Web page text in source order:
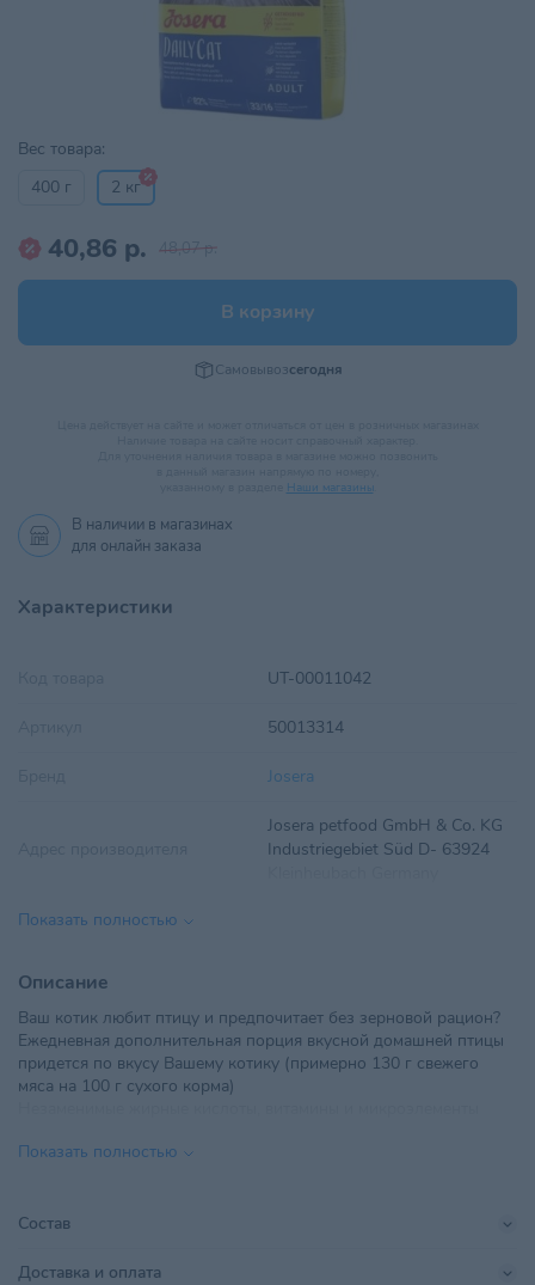
Вес товара:
400 г
2 кг
40,86 р. 48,07 р.
В корзину
Самовывозсегодня
Наши магазины.
В наличии в магазинах
для онлайн заказа
Характеристики
UT-00011042
50013314
Josera
Josera petfood GmbH & Co. KG
Industriegebiet Süd D- 63924
Вес
Вид корма
Вкус Птица, Батат
Возраст питомца Взрослые 1-6 лет
Импортер в РБ
Линейка бренда
Показания
Показать полностью
Описание
Ваш котик любит птицу и предпочитает без зерновой рацион?
Ежедневная дополнительная порция вкусной домашней птицы
придется по вкусу Вашему котику (примерно 130 г свежего
мяса на 100 г сухого корма)
Отборные травы и полезные фрукты являются завершающим
Содержит пищевые волокна, которые помогают предотвратить
Показать полностью
Состав
Доставка и оплата